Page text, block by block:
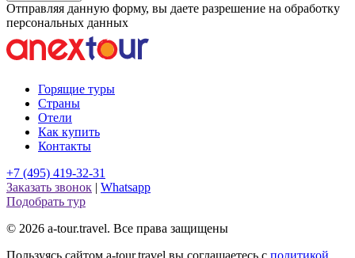
Отправляя данную форму, вы даете разрешение на обработку
персональных данных
Горящие туры
Страны
Отели
Как купить
Контакты
+7 (495) 419-32-31
Заказать звонок | Whatsapp
Подобрать тур
© 2026 a-tour.travel. Все права защищены
Пользуясь сайтом a-tour.travel вы соглашаетесь с политикой